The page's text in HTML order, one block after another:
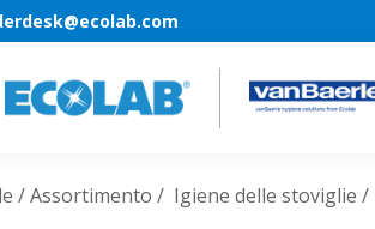
Assortimento Igiene delle stoviglie